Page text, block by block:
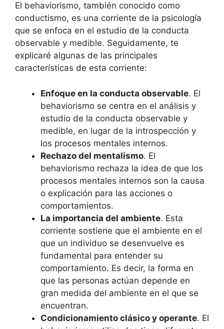
El behaviorismo, también conocido como
conductismo, es una corriente de la psicología
que se enfoca en el estudio de la conducta
observable y medible. Seguidamente, te
explicaré algunas de las principales
características de esta corriente:
Enfoque en la conducta observable. El
behaviorismo se centra en el análisis y
estudio de la conducta observable y
medible, en lugar de la introspección y
los procesos mentales internos.
Rechazo del mentalismo. El
behaviorismo rechaza la idea de que los
procesos mentales internos son la causa
o explicación para las acciones o
comportamientos.
La importancia del ambiente. Esta
corriente sostiene que el ambiente en el
que un individuo se desenvuelve es
fundamental para entender su
comportamiento. Es decir, la forma en
que las personas actúan depende en
gran medida del ambiente en el que se
encuentran.
Condicionamiento clásico y operante. El